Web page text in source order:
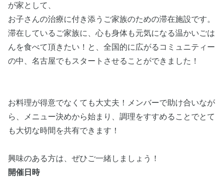
が家として、
お子さんの治療に付き添うご家族のための滞在施設です。
滞在しているご家族に、心も身体も元気になる温かいごは
んを食べて頂きたい！と、全国的に広がるコミュニティー
の中、名古屋でもスタートさせることができました！
お料理が得意でなくても大丈夫！メンバーで助け合いなが
ら、メニュー決めから始まり、調理をすすめることでとて
も大切な時間を共有できます！
興味のある方は、ぜひご一緒しましょう！
開催日時